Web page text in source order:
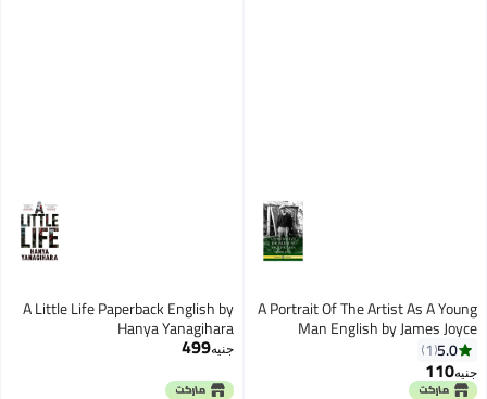
A Portrait Of The Artist As A Young
Man English by James Joyce
English by James Joyce - 2016
5.0
1
جنيه110
A Little Life Paperback English by
Hanya Yanagihara
جنيه499